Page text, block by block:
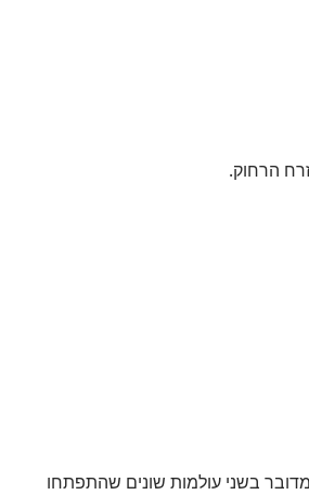
הרחוק.
מדובר בשני עולמות שונים שהתפתחו